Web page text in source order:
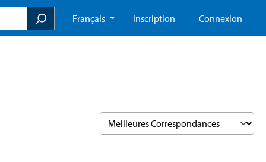
Français Inscription Connexion